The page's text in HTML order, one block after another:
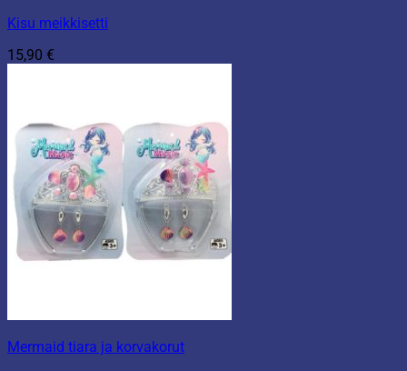
Kisu meikkisetti
15,90 €
Mermaid tiara ja korvakorut